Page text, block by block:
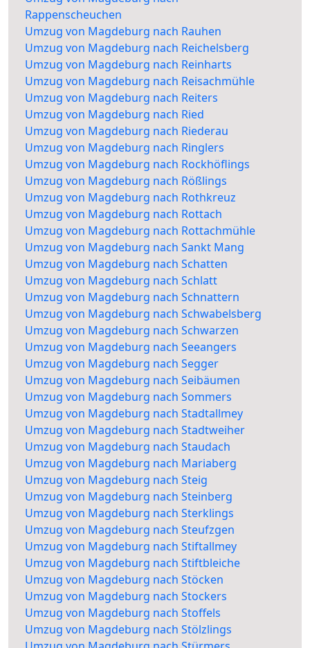
Rappenscheuchen
Umzug von Magdeburg nach Rauhen
Umzug von Magdeburg nach Reichelsberg
Umzug von Magdeburg nach Reinharts
Umzug von Magdeburg nach Reisachmühle
Umzug von Magdeburg nach Reiters
Umzug von Magdeburg nach Ried
Umzug von Magdeburg nach Riederau
Umzug von Magdeburg nach Ringlers
Umzug von Magdeburg nach Rockhöflings
Umzug von Magdeburg nach Rößlings
Umzug von Magdeburg nach Rothkreuz
Umzug von Magdeburg nach Rottach
Umzug von Magdeburg nach Rottachmühle
Umzug von Magdeburg nach Sankt Mang
Umzug von Magdeburg nach Schatten
Umzug von Magdeburg nach Schlatt
Umzug von Magdeburg nach Schnattern
Umzug von Magdeburg nach Schwabelsberg
Umzug von Magdeburg nach Schwarzen
Umzug von Magdeburg nach Seeangers
Umzug von Magdeburg nach Segger
Umzug von Magdeburg nach Seibäumen
Umzug von Magdeburg nach Sommers
Umzug von Magdeburg nach Stadtallmey
Umzug von Magdeburg nach Stadtweiher
Umzug von Magdeburg nach Staudach
Umzug von Magdeburg nach Mariaberg
Umzug von Magdeburg nach Steig
Umzug von Magdeburg nach Steinberg
Umzug von Magdeburg nach Sterklings
Umzug von Magdeburg nach Steufzgen
Umzug von Magdeburg nach Stiftallmey
Umzug von Magdeburg nach Stiftbleiche
Umzug von Magdeburg nach Stöcken
Umzug von Magdeburg nach Stockers
Umzug von Magdeburg nach Stoffels
Umzug von Magdeburg nach Stölzlings